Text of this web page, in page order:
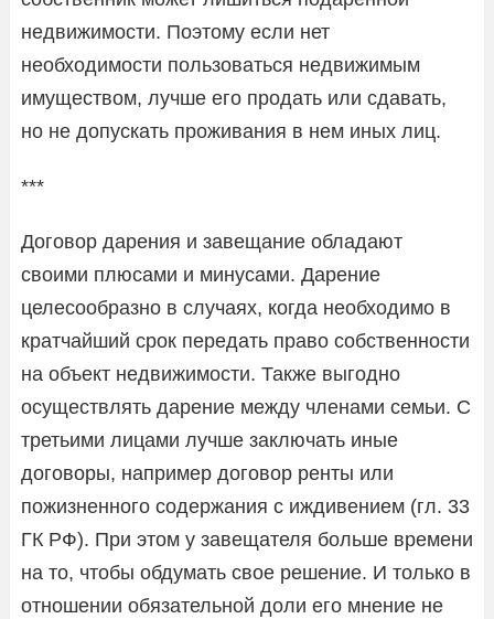
недвижимости. Поэтому если нет
необходимости пользоваться недвижимым
имуществом, лучше его продать или сдавать,
но не допускать проживания в нем иных лиц.
***
Договор дарения и завещание обладают
своими плюсами и минусами. Дарение
целесообразно в случаях, когда необходимо в
кратчайший срок передать право собственности
на объект недвижимости. Также выгодно
осуществлять дарение между членами семьи. С
третьими лицами лучше заключать иные
договоры, например договор ренты или
пожизненного содержания с иждивением (гл. 33
ГК РФ). При этом у завещателя больше времени
на то, чтобы обдумать свое решение. И только в
отношении обязательной доли его мнение не